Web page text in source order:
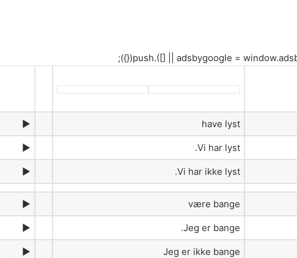
have lyst
►
Vi har lyst.
►
Vi har ikke lyst.
►
være bange
►
Jeg er bange.
►
Jeg er ikke bange
►